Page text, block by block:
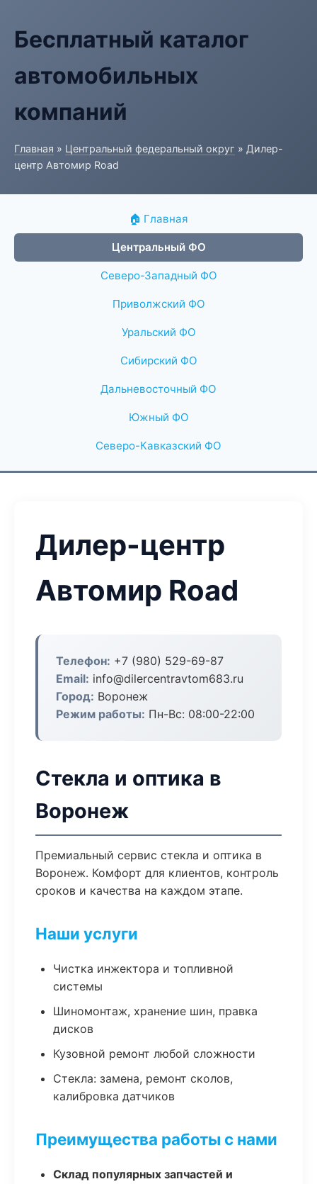
Бесплатный каталог
автомобильных
компаний
Главная » Центральный федеральный округ » Дилер-
центр Автомир Road
🏠 Главная
Центральный ФО
Северо-Западный ФО
Приволжский ФО
Уральский ФО
Сибирский ФО
Дальневосточный ФО
Южный ФО
Северо-Кавказский ФО
Дилер-центр
Автомир Road
Телефон: +7 (980) 529-69-87
Email: info@dilercentravtom683.ru
Город: Воронеж
Режим работы: Пн-Вс: 08:00-22:00
Стекла и оптика в
Воронеж
Премиальный сервис стекла и оптика в
Воронеж. Комфорт для клиентов, контроль
сроков и качества на каждом этапе.
Наши услуги
Чистка инжектора и топливной
системы
Шиномонтаж, хранение шин, правка
дисков
Кузовной ремонт любой сложности
Стекла: замена, ремонт сколов,
калибровка датчиков
Преимущества работы с нами
Склад популярных запчастей и